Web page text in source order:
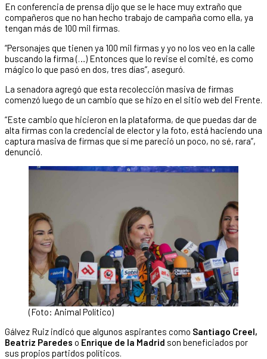
En conferencia de prensa dijo que se le hace muy extraño que
compañeros que no han hecho trabajo de campaña como ella, ya
tengan más de 100 mil firmas.
“Personajes que tienen ya 100 mil firmas y yo no los veo en la calle
buscando la firma (…) Entonces que lo revise el comité, es como
mágico lo que pasó en dos, tres días”, aseguró.
La senadora agregó que esta recolección masiva de firmas
comenzó luego de un cambio que se hizo en el sitio web del Frente.
“Este cambio que hicieron en la plataforma, de que puedas dar de
alta firmas con la credencial de elector y la foto, está haciendo una
captura masiva de firmas que sí me pareció un poco, no sé, rara”,
denunció.
(Foto: Animal Político)
Gálvez Ruiz indicó que algunos aspirantes como Santiago Creel,
Beatriz Paredes o Enrique de la Madrid son beneficiados por
sus propios partidos políticos.